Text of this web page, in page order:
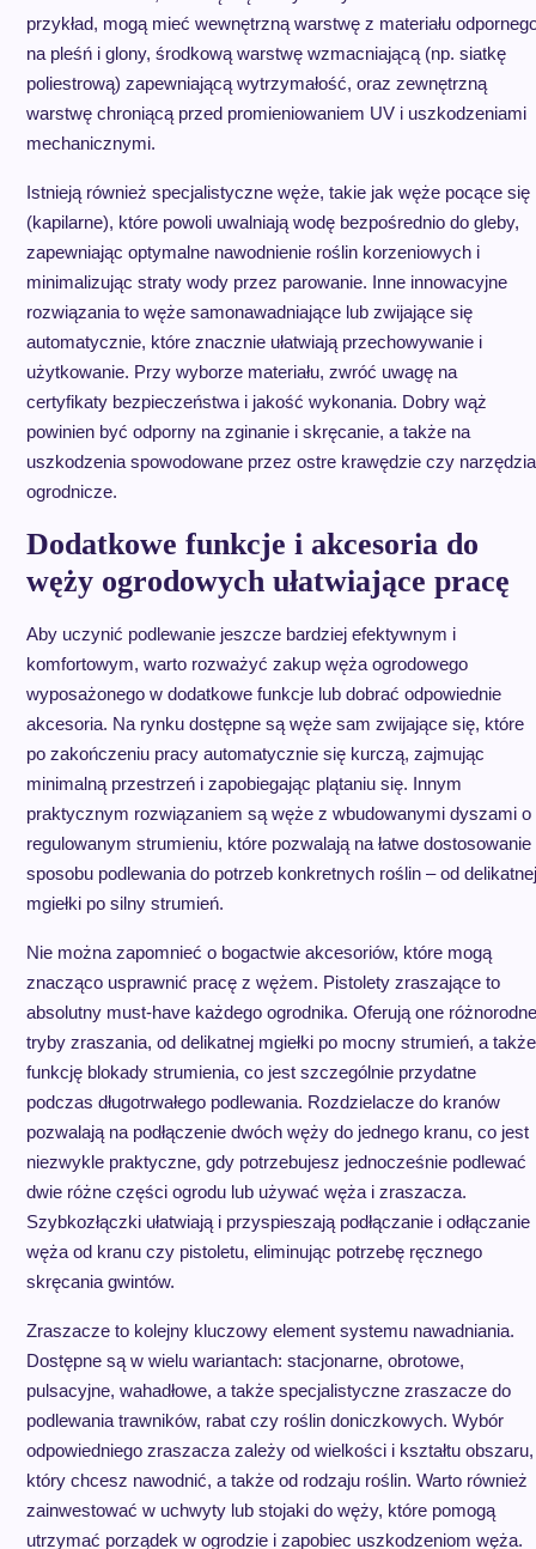
przykład, mogą mieć wewnętrzną warstwę z materiału
na pleśń i glony, środkową warstwę wzmacniającą (np. siatkę
poliestrową) zapewniającą wytrzymałość, oraz zewnętrzną
warstwę chroniącą przed promieniowaniem UV i uszkodzeniami
mechanicznymi.
Istnieją również specjalistyczne węże, takie jak węże pocące się
(kapilarne), które powoli uwalniają wodę bezpośrednio do gleby,
zapewniając optymalne nawodnienie roślin korzeniowych i
minimalizując straty wody przez parowanie. Inne innowacyjne
rozwiązania to węże samonawadniające lub zwijające się
automatycznie, które znacznie ułatwiają przechowywanie i
użytkowanie. Przy wyborze materiału, zwróć uwagę na
certyfikaty bezpieczeństwa i jakość wykonania. Dobry wąż
powinien być odporny na zginanie i skręcanie, a także na
uszkodzenia spowodowane przez ostre krawędzie czy narzędzia
ogrodnicze.
Dodatkowe funkcje i akcesoria do
węży ogrodowych ułatwiające pracę
Aby uczynić podlewanie jeszcze bardziej efektywnym i
komfortowym, warto rozważyć zakup węża ogrodowego
wyposażonego w dodatkowe funkcje lub dobrać odpowiednie
akcesoria. Na rynku dostępne są węże sam zwijające się, które
po zakończeniu pracy automatycznie się kurczą, zajmując
minimalną przestrzeń i zapobiegając plątaniu się. Innym
praktycznym rozwiązaniem są węże z wbudowanymi dyszami o
regulowanym strumieniu, które pozwalają na łatwe dostosowanie
sposobu podlewania do potrzeb konkretnych roślin – od delikatnej
mgiełki po silny strumień.
Nie można zapomnieć o bogactwie akcesoriów, które mogą
znacząco usprawnić pracę z wężem. Pistolety zraszające to
absolutny must-have każdego ogrodnika. Oferują one różnorodne
tryby zraszania, od delikatnej mgiełki po mocny strumień, a także
funkcję blokady strumienia, co jest szczególnie przydatne
podczas długotrwałego podlewania. Rozdzielacze do kranów
pozwalają na podłączenie dwóch węży do jednego kranu, co jest
niezwykle praktyczne, gdy potrzebujesz jednocześnie podlewać
dwie różne części ogrodu lub używać węża i zraszacza.
Szybkozłączki ułatwiają i przyspieszają podłączanie i odłączanie
węża od kranu czy pistoletu, eliminując potrzebę ręcznego
skręcania gwintów.
Zraszacze to kolejny kluczowy element systemu nawadniania.
Dostępne są w wielu wariantach: stacjonarne, obrotowe,
pulsacyjne, wahadłowe, a także specjalistyczne zraszacze do
podlewania trawników, rabat czy roślin doniczkowych. Wybór
odpowiedniego zraszacza zależy od wielkości i kształtu obszaru,
który chcesz nawodnić, a także od rodzaju roślin. Warto również
zainwestować w uchwyty lub stojaki do węży, które pomogą
utrzymać porządek w ogrodzie i zapobiec uszkodzeniom węża.